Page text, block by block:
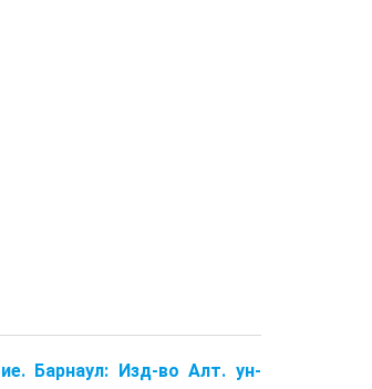
Барнаул: Изд-во Алт. ун-